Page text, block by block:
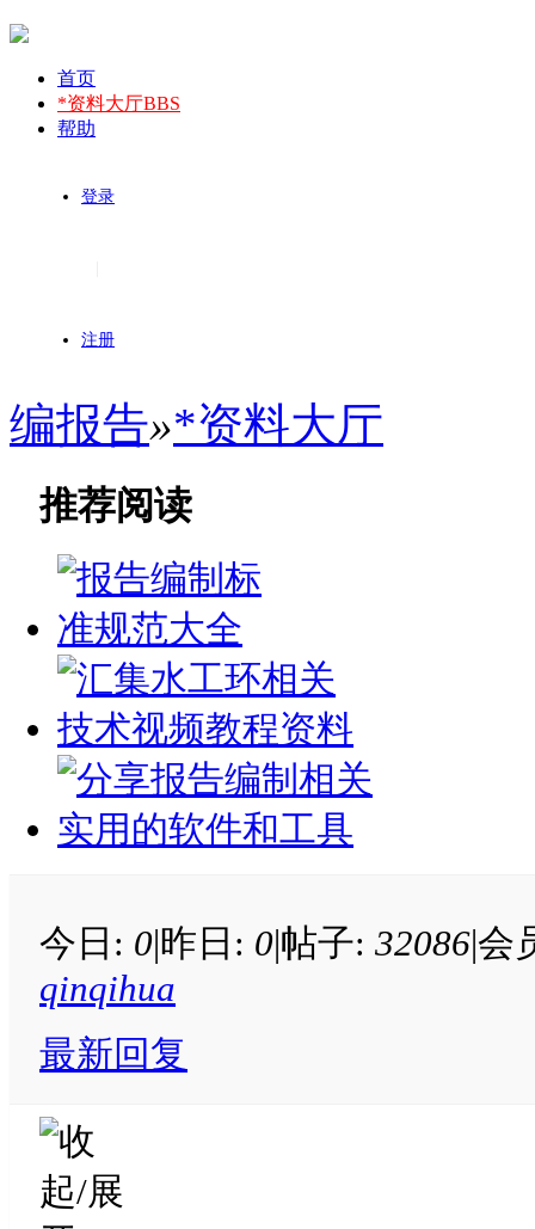
首页
*资料大厅BBS
帮助
登录
注册
编报告»*资料大厅
推荐阅读
今日: 0 昨日: 0 帖子: 32086 会
qinqihua
最新回复